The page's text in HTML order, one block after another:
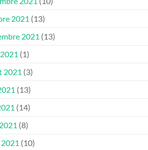
2021 (13)
2021 (13)
(1)
2021 (3)
(13)
(14)
(8)
(10)